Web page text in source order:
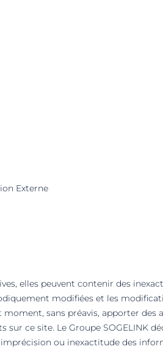
Externe
elles peuvent contenir des
modifiées et les
moment, sans préavis, apporter
sur ce site. Le Groupe SOGELINK
ou inexactitude des